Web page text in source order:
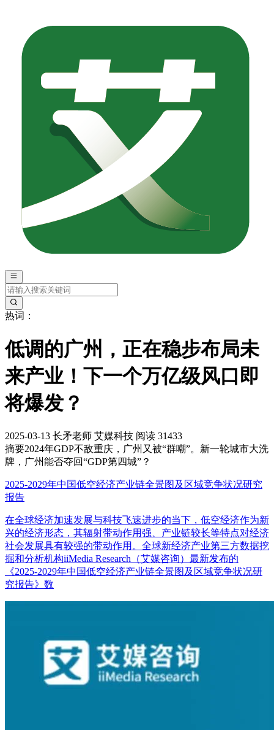
热词：
低调的广州，正在稳步布局未
来产业！下一个万亿级风口即
将爆发？
2025-03-13 长矛老师 艾媒科技 阅读 31433
摘要2024年GDP不敌重庆，广州又被“群嘲”。新一轮城市大洗
牌，广州能否夺回“GDP第四城”？
2025-2029年中国低空经济产业链全景图及区域竞争状况研究
报告
在全球经济加速发展与科技飞速进步的当下，低空经济作为新
兴的经济形态，其辐射带动作用强、产业链较长等特点对经济
社会发展具有较强的带动作用。全球新经济产业第三方数据挖
掘和分析机构iiMedia Research（艾媒咨询）最新发布的
《2025-2029年中国低空经济产业链全景图及区域竞争状况研
究报告》数